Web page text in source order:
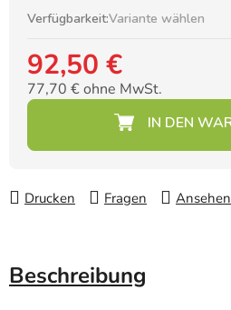
Verfügbarkeit:Variante wählen
92,50 €
77,70 € ohne MwSt.
Drucken Fragen Ansehen
Beschreibung